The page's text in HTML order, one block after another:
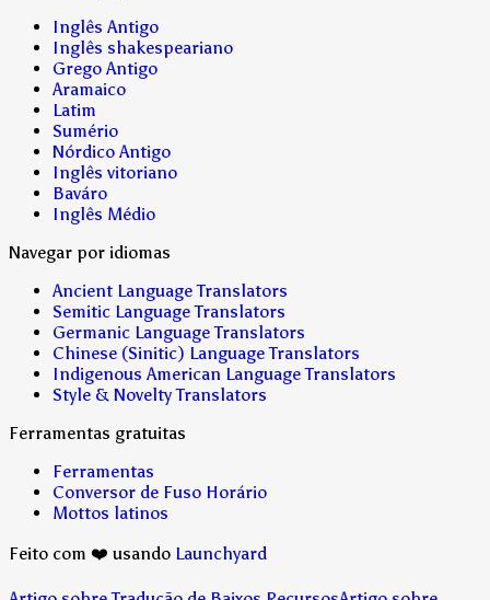
Inglês Antigo
Inglês shakespeariano
Grego Antigo
Aramaico
Latim
Sumério
Nórdico Antigo
Inglês vitoriano
Baváro
Inglês Médio
Navegar por idiomas
Ancient Language Translators
Semitic Language Translators
Germanic Language Translators
Chinese (Sinitic) Language Translators
Indigenous American Language Translators
Style & Novelty Translators
Ferramentas gratuitas
Ferramentas
Conversor de Fuso Horário
Mottos latinos
Feito com ❤️ usando Launchyard